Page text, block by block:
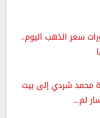
سعر الذهب اليوم..
محمد شردي إلى بيت
لم...